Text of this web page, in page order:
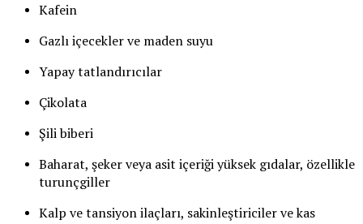
Kafein
Gazlı içecekler ve maden suyu
Yapay tatlandırıcılar
Çikolata
Şili biberi
Baharat, şeker veya asit içeriği yüksek gıdalar, özellikle
turunçgiller
Kalp ve tansiyon ilaçları, sakinleştiriciler ve kas